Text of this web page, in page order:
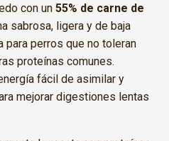
con un 55% de carne de
sabrosa, ligera y de baja
para perros que no toleran
proteínas comunes.
fácil de asimilar y
mejorar digestiones lentas